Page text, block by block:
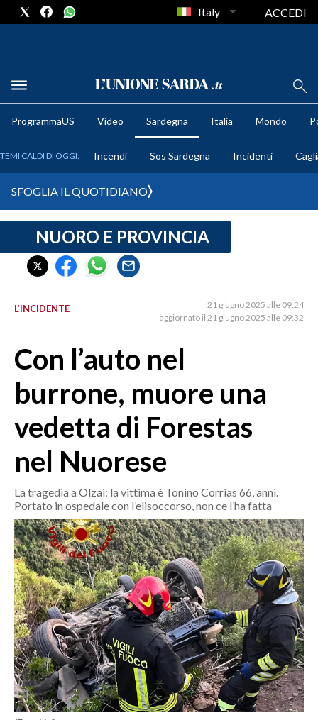
METEO
CRONACA SARDEGNA
CAGLIARI
SULCIS IGLESIENTE
ORISTANO E PROVINCIA
SASSARI E PROVINCIA
GALLURA
OGLIASTRA
AGENDA
ITALIA
MONDO
POLITICA
ECONOMIA
SERVIZI ALLE IMPRESE
LAVORO
BANDI
SPORT IN SARDEGNA
Italy ACCEDI
ProgrammaUS Video Sardegna Italia Mondo
TEMI CALDI DI OGGI: Incendi Sos Sardegna Incidenti
SFOGLIA IL QUOTIDIANO
NUORO E PROVINCIA
L’INCIDENTE
21 giugno 2025 alle 09:24
aggiornato il 21 giugno 2025 alle 09:32
Con l’auto nel
burrone, muore una
vedetta di Forestas
nel Nuorese
La tragedia a Olzai: la vittima è Tonino Corrias 66, anni.
Portato in ospedale con l’elisoccorso, non ce l’ha fatta